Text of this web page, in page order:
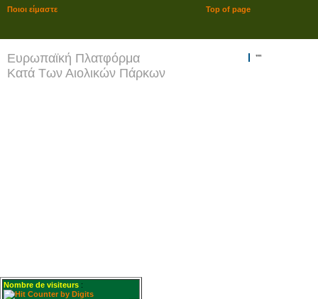
Ευρωπαϊκή Πλατφόρμα
Κατά Των Αιολικών Πάρκων
""
Nombre de visiteurs :
Top of page
Ποιοι είμαστε